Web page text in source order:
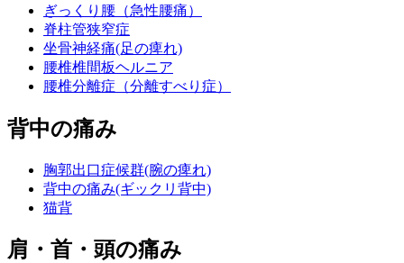
ぎっくり腰（急性腰痛）
脊柱管狭窄症
坐骨神経痛(足の痺れ)
腰椎椎間板ヘルニア
腰椎分離症（分離すべり症）
背中の痛み
胸郭出口症候群(腕の痺れ)
背中の痛み(ギックリ背中)
猫背
肩・首・頭の痛み